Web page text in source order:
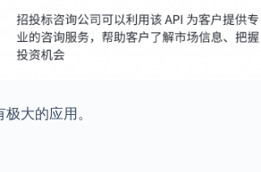
大的应用。